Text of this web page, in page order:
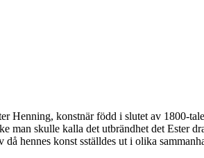
Henning, konstnär född i slutet av 1800-
man skulle kalla det utbrändhet det Ester
hennes konst sställdes ut i olika